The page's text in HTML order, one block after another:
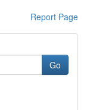
Report Page
Go